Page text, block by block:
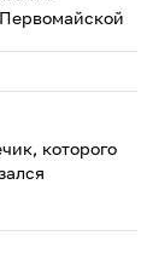
которого